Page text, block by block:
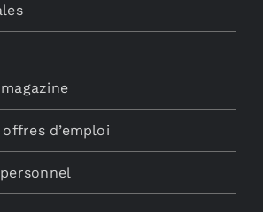
d’emploi